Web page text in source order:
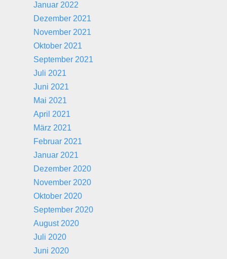
Januar 2022
Dezember 2021
November 2021
Oktober 2021
September 2021
Juli 2021
Juni 2021
Mai 2021
April 2021
März 2021
Februar 2021
Januar 2021
Dezember 2020
November 2020
Oktober 2020
September 2020
August 2020
Juli 2020
Juni 2020